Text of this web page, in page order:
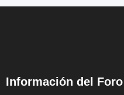
Información del Foro